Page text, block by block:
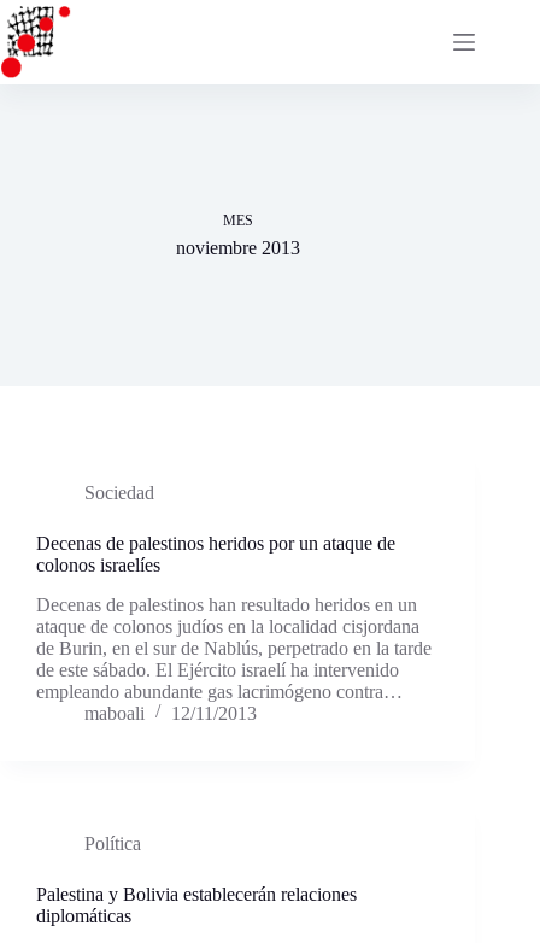
Saltar
al
contenido
MES
noviembre 2013
Sociedad
Decenas de palestinos heridos por un ataque de
colonos israelíes
Decenas de palestinos han resultado heridos en un
ataque de colonos judíos en la localidad cisjordana
de Burin, en el sur de Nablús, perpetrado en la tarde
de este sábado. El Ejército israelí ha intervenido
empleando abundante gas lacrimógeno contra…
maboali
12/11/2013
Política
Palestina y Bolivia establecerán relaciones
diplomáticas